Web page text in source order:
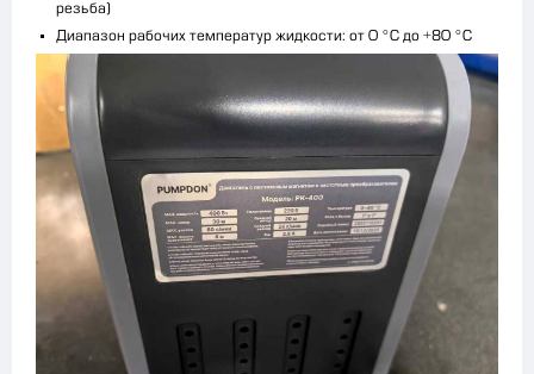
резьба)
Диапазон рабочих температур жидкости: от 0 °C до +80 °C